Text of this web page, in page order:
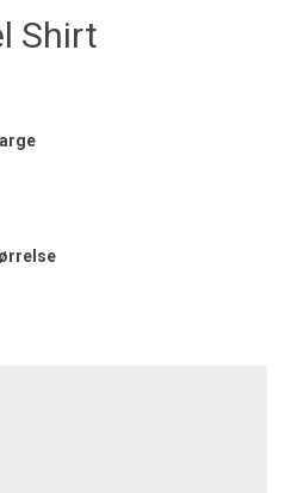
Shirt